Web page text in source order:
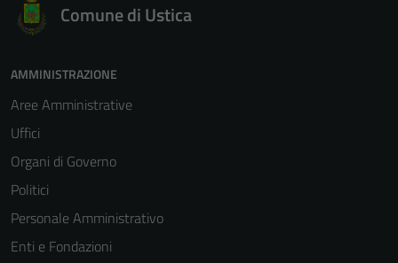
Comune di Ustica
AMMINISTRAZIONE
Aree Amministrative
Uffici
Organi di Governo
Politici
Personale Amministrativo
Enti e Fondazioni